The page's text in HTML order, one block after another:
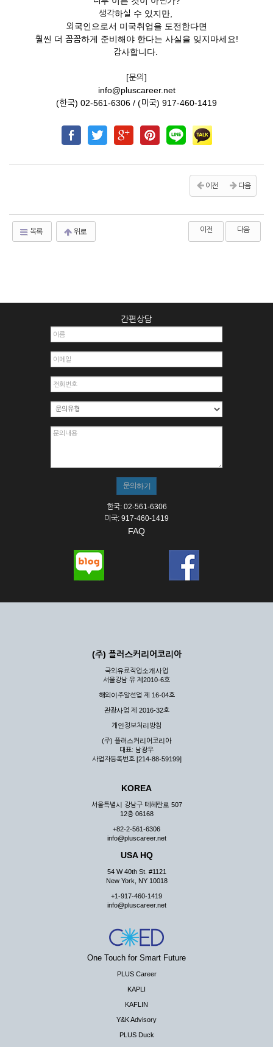
생각하실 수 있지만,
외국인으로서 미국취업을 도전한다면
훨씬 더 꼼꼼하게 준비해야 한다는 사실을 잊지마세요!
감사합니다.
[문의]
info@pluscareer.net
(한국) 02-561-6306 / (미국) 917-460-1419
이전 다음
목록 위로 이전 다음
간편상담
한국: 02-561-6306
미국: 917-460-1419
FAQ
(주) 플러스커리어코리아
국외유료직업소개사업
서울강남 유 제2010-6호
해외이주알선업 제 16-04호
관광사업 제 2016-32호
개인정보처리방침
(주) 플러스커리어코리아
대표: 남광우
사업자등록번호 [214-88-59199]
KOREA
서울특별시 강남구 테헤란로 507
12층 06168
+82-2-561-6306
info@pluscareer.net
USA HQ
54 W 40th St. #1121
New York, NY 10018
+1-917-460-1419
info@pluscareer.net
One Touch for Smart Future
PLUS Career
KAPLI
KAFLIN
Y&K Advisory
PLUS Duck